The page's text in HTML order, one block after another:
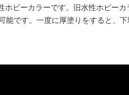
ビーカラーです。旧水性ホビーカ
です。一度に厚塗りをすると、下